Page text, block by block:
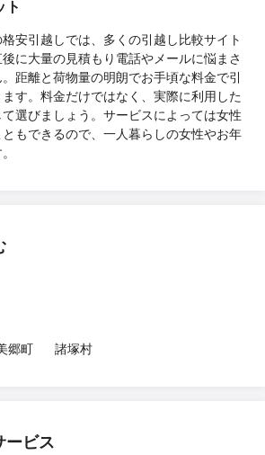
ト
安引越しでは、多くの引越し比較サイト
に大量の見積もり電話やメールに悩まさ
距離と荷物量の明朗でお手頃な料金で引
す。料金だけではなく、実際に利用した
選びましょう。サービスによっては女性
もできるので、一人暮らしの女性やお年
郷町 諸塚村
ービス